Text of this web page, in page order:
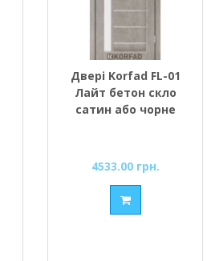
Двері Korfad FL-01
Лайт бетон скло
сатин або чорне
4533.00 грн.